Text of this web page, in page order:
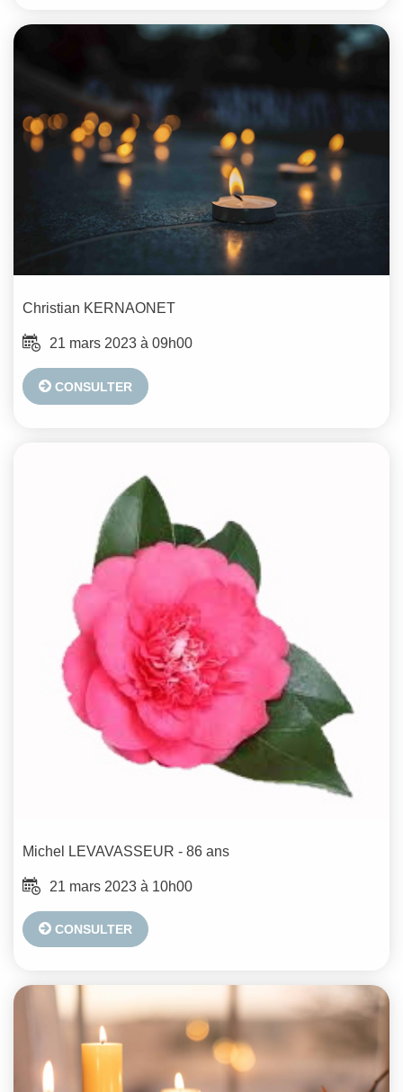
Christian KERNAONET
21 mars 2023 à 09h00
CONSULTER
Michel LEVAVASSEUR - 86 ans
21 mars 2023 à 10h00
CONSULTER